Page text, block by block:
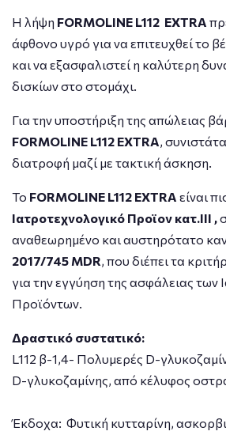
Η λήψη FORMOLINE L112 EXTRA
άφθονο υγρό για να επιτευχθεί το
και να εξασφαλιστεί η καλύτερη
δισκίων στο στομάχι.
Για την υποστήριξη της απώλειας
FORMOLINE L112 EXTRA,
διατροφή μαζί με τακτική άσκηση.
Το FORMOLINE L112 EXTRA είναι
Ιατροτεχνολογικό Προϊον κατ.ΙΙΙ ,
αναθεωρημένο και αυστηρότατο
2017/745 MDR, που διέπει τα
για την εγγύηση της ασφάλειας των
Προϊόντων.
Δραστικό συστατικό:
L112 β-1,4- Πολυμερές D-
D-γλυκοζαμίνης, από κέλυφος
Έκδοχα: Φυτική κυτταρίνη,